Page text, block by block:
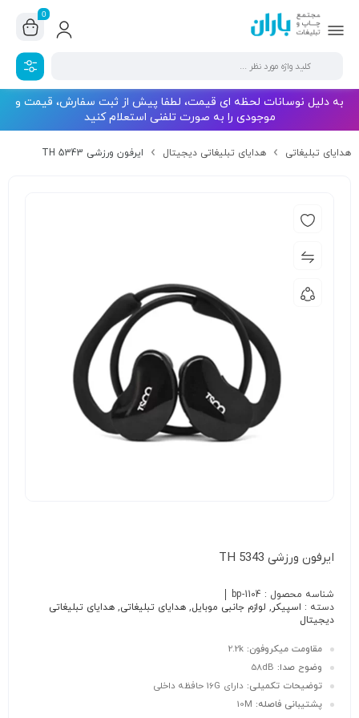
0
به دلیل نوسانات لحظه ای قیمت، لطفا پیش از ثبت سفارش، قیمت و
موجودی را به صورت تلفنی استعلام کنید
هدایای تبلیغاتی هدایای تبلیغاتی دیجیتال ایرفون ورزشی TH 5343
ایرفون ورزشی TH 5343
شناسه محصول : bp-1104
دسته : اسپیکر, لوازم جانبی موبایل, هدایای تبلیغاتی, هدایای تبلیغاتی
دیجیتال
مقاومت میکروفون:
وضوح صدا:
توضیحات تکمیلی: دارای 16G حافظه داخلی
پشتیبانی فاصله: